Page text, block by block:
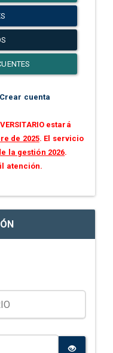
Crear cuenta
estará
de 2025. El servicio
la gestión 2026.
atención.